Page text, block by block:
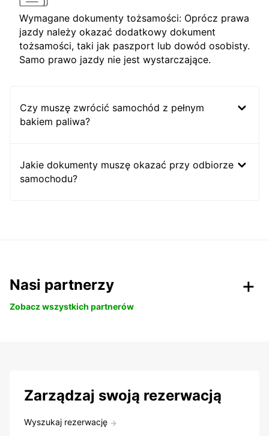
Wymagane dokumenty tożsamości: Oprócz prawa
jazdy należy okazać dodatkowy dokument
tożsamości, taki jak paszport lub dowód osobisty.
Samo prawo jazdy nie jest wystarczające.
Czy muszę zwrócić samochód z pełnym
bakiem paliwa?
Jakie dokumenty muszę okazać przy odbiorze
samochodu?
Nasi partnerzy
Zobacz wszystkich partnerów
Zarządzaj swoją rezerwacją
Wyszukaj rezerwację